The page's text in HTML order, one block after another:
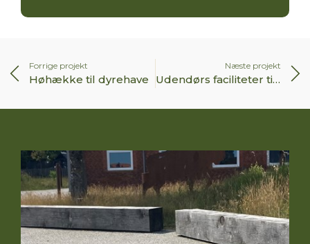
Forrige projekt
Høhække til dyrehave
Næste projekt
Udendørs faciliteter til skovrejsning
Relaterede
produkter
Find
lignende